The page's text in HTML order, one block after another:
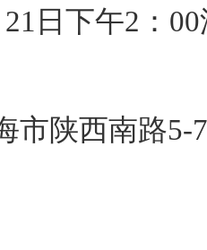
21日下午2 ：
市陕西南路5-7